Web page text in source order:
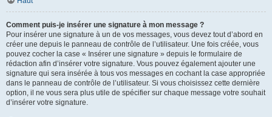
Comment puis-je insérer une signature à mon message ?
Pour insérer une signature à un de vos messages, vous devez tout d’abord en
créer une depuis le panneau de contrôle de l’utilisateur. Une fois créée, vous
pouvez cocher la case « Insérer une signature » depuis le formulaire de
rédaction afin d’insérer votre signature. Vous pouvez également ajouter une
signature qui sera insérée à tous vos messages en cochant la case appropriée
dans le panneau de contrôle de l’utilisateur. Si vous choisissez cette dernière
option, il ne vous sera plus utile de spécifier sur chaque message votre souhait
d’insérer votre signature.